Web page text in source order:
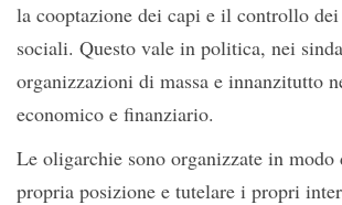
la cooptazione dei capi e il controllo
sociali. Questo vale in politica, nei
organizzazioni di massa e innanzitutto
economico e finanziario.
Le oligarchie sono organizzate in modo
propria posizione e tutelare i propri